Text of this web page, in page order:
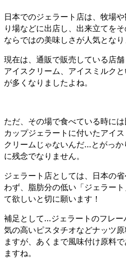
日本でのジェラート店は、牧場
り場などに出店し、出来立てを
ならではの美味しさが人気となり
現在は、通販で販売している店
アイスクリーム、アイスミルク
が多くなりましたよね。
ただ、その場で食べている時には
カップジェラートに付いたアイ
クリームじゃないんだ…とがっ
に残念でなりません。
ジェラート店としては、日本の
わず、脂肪分の低い「ジェラー
て欲しいと切に願います！
補足として…ジェラートのフレー
気の高いピスタチオなどナッツ
ますが、あくまで風味付け原料
ますね。